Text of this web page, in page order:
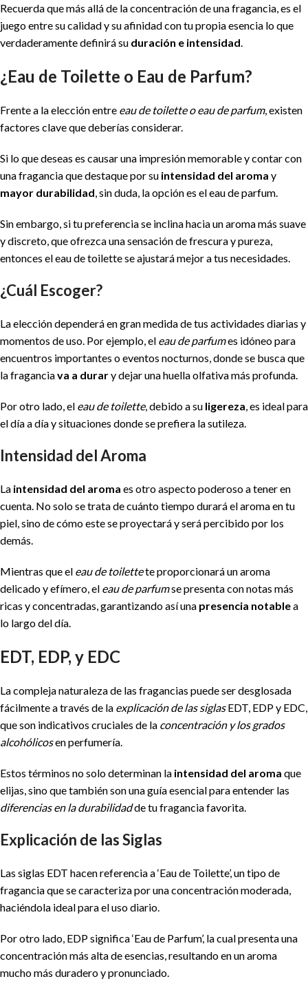
Recuerda que más allá de la concentración de una fragancia, es el
juego entre su calidad y su afinidad con tu propia esencia lo que
verdaderamente definirá su duración e intensidad
¿Eau de Toilette o Eau de Parfum?
Frente a la elección entre eau de toilette o eau de parfum, existen
factores clave que deberías considerar.
Si lo que deseas es causar una impresión memorable y contar con
una fragancia que destaque por su intensidad del aroma y
mayor durabilidad , sin duda, la opción es el eau de parfum.
Sin embargo, si tu preferencia se inclina hacia un aroma más suave
y discreto, que ofrezca una sensación de frescura y pureza,
entonces el eau de toilette se ajustará mejor a tus necesidades.
¿Cuál Escoger?
La elección dependerá en gran medida de tus actividades diarias y
momentos de uso. Por ejemplo, el eau de parfumes idóneo para
encuentros importantes o eventos nocturnos, donde se busca que
la fraganciava a durary dejar una huella olfativa más profunda.
Por otro lado, el eau de toilette, debido a su ligereza , es ideal para
el día a día y situaciones donde se prefiera la sutileza.
Intensidad del Aroma
La intensidad del aroma es otro aspecto poderoso a tener en
cuenta. No solo se trata de cuánto tiempo durará el aroma en tu
piel, sino de cómo este se proyectará y será percibido por los
demás.
Mientras que el eau de toilettete proporcionará un aroma
delicado y efímero, el eau de parfumse presenta con notas más
ricas y concentradas, garantizando así una presencia notablea
lo largo del día.
EDT, EDP, y EDC
La compleja naturaleza de las fragancias puede ser desglosada
fácilmente a través de la explicación de las siglasEDT, EDP y EDC,
que son indicativos cruciales de la concentración y los grados
alcohólicosen perfumería.
Estos términos no solo determinan la intensidad del aroma que
elijas, sino que también son una guía esencial para entender las
diferencias en la durabilidadde tu fragancia favorita.
Explicación de las Siglas
Las siglas EDT hacen referencia a ‘Eau de Toilette’, un tipo de
fragancia que se caracteriza por una concentración moderada,
haciéndola ideal para el uso diario.
Por otro lado, EDP significa ‘Eau de Parfum’, la cual presenta una
concentración más alta de esencias, resultando en un aroma
mucho más duradero y pronunciado.